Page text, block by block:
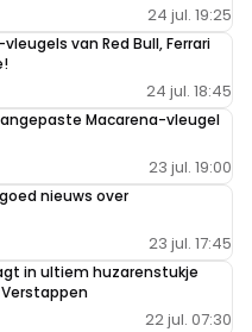
24 jul. 19:25
van Red Bull, Ferrari
24 jul. 18:45
Macarena-vleugel
23 jul. 19:00
nieuws over
23 jul. 17:45
in ultiem huzarenstukje
22 jul. 07:30